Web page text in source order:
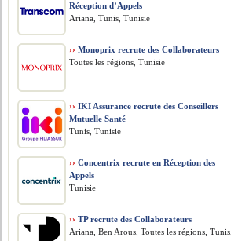
Réception d’Appels
Ariana, Tunis, Tunisie
›› Monoprix recrute des Collaborateurs
Toutes les régions, Tunisie
›› IKI Assurance recrute des Conseillers
Mutuelle Santé
Tunis, Tunisie
›› Concentrix recrute en Réception des
Appels
Tunisie
›› TP recrute des Collaborateurs
Ariana, Ben Arous, Toutes les régions, Tunis,